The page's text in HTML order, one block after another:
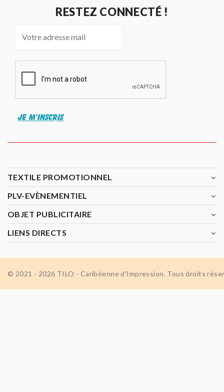
RESTEZ CONNECTÉ !
JE M'INSCRIS
TEXTILE PROMOTIONNEL
PLV-EVÈNEMENTIEL
OBJET PUBLICITAIRE
LIENS DIRECTS
© 2021 - 2026 TILO - Caribéenne d'Impression. Tous droits